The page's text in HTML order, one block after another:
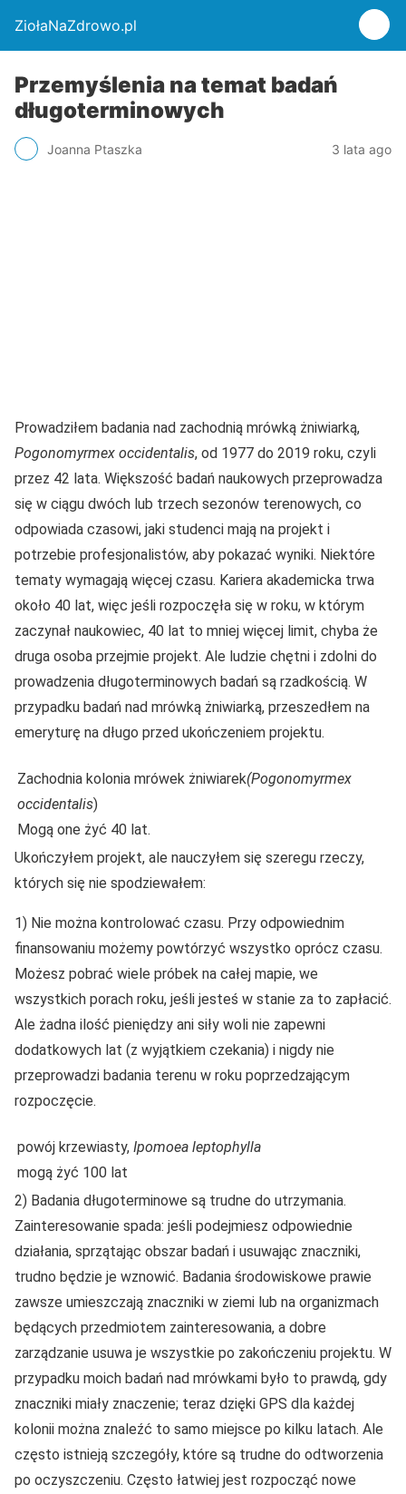
ZiołaNaZdrowo.pl
Przemyślenia na temat badań
długoterminowych
Joanna Ptaszka 3 lata ago
Prowadziłem badania nad zachodnią mrówką żniwiarką,
Pogonomyrmex occidentalis, od 1977 do 2019 roku, czyli
przez 42 lata. Większość badań naukowych przeprowadza
się w ciągu dwóch lub trzech sezonów terenowych, co
odpowiada czasowi, jaki studenci mają na projekt i
potrzebie profesjonalistów, aby pokazać wyniki. Niektóre
tematy wymagają więcej czasu. Kariera akademicka trwa
około 40 lat, więc jeśli rozpoczęła się w roku, w którym
zaczynał naukowiec, 40 lat to mniej więcej limit, chyba że
druga osoba przejmie projekt. Ale ludzie chętni i zdolni do
prowadzenia długoterminowych badań są rzadkością. W
przypadku badań nad mrówką żniwiarką, przeszedłem na
emeryturę na długo przed ukończeniem projektu.
Zachodnia kolonia mrówek żniwiarek(Pogonomyrmex
occidentalis)
Mogą one żyć 40 lat.
Ukończyłem projekt, ale nauczyłem się szeregu rzeczy,
których się nie spodziewałem:
1) Nie można kontrolować czasu. Przy odpowiednim
finansowaniu możemy powtórzyć wszystko oprócz czasu.
Możesz pobrać wiele próbek na całej mapie, we
wszystkich porach roku, jeśli jesteś w stanie za to zapłacić.
Ale żadna ilość pieniędzy ani siły woli nie zapewni
dodatkowych lat (z wyjątkiem czekania) i nigdy nie
przeprowadzi badania terenu w roku poprzedzającym
rozpoczęcie.
powój krzewiasty, Ipomoea leptophylla
mogą żyć 100 lat
2) Badania długoterminowe są trudne do utrzymania.
Zainteresowanie spada: jeśli podejmiesz odpowiednie
działania, sprzątając obszar badań i usuwając znaczniki,
trudno będzie je wznowić. Badania środowiskowe prawie
zawsze umieszczają znaczniki w ziemi lub na organizmach
będących przedmiotem zainteresowania, a dobre
zarządzanie usuwa je wszystkie po zakończeniu projektu. W
przypadku moich badań nad mrówkami było to prawdą, gdy
znaczniki miały znaczenie; teraz dzięki GPS dla każdej
kolonii można znaleźć to samo miejsce po kilku latach. Ale
często istnieją szczegóły, które są trudne do odtworzenia
po oczyszczeniu. Często łatwiej jest rozpocząć nowe